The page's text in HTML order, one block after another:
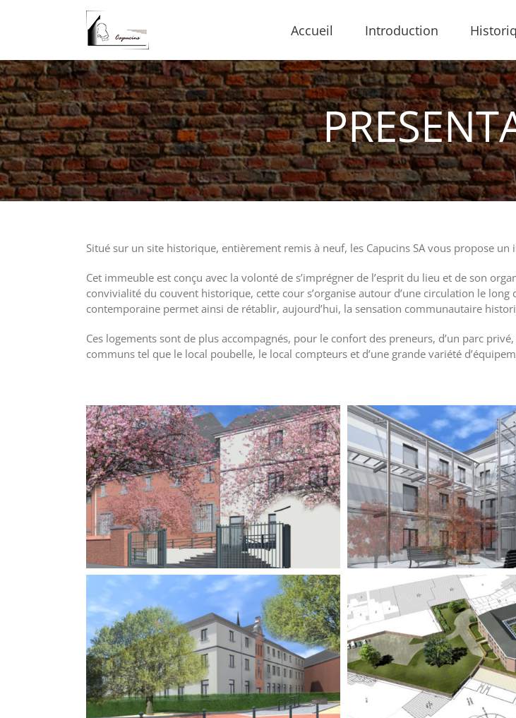
Accueil Introduction
Situé sur un site historique, entièrement remis à neuf, les Capucins SA vous propose
Cet immeuble est conçu avec la volonté de s’imprégner de l’esprit du lieu et de son
convivialité du couvent historique, cette cour s’organise autour d’une circulation le
contemporaine permet ainsi de rétablir, aujourd’hui, la sensation communautaire
Ces logements sont de plus accompagnés, pour le confort des preneurs, d’un parc
communs tel que le local poubelle, le local compteurs et d’une grande variété